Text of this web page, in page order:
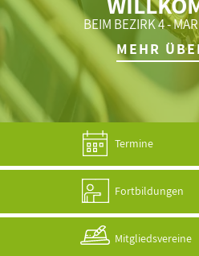
BEIM BEZIRK 4 -
MEHR
Termine
Fortbildungen
Mitgliedsvereine